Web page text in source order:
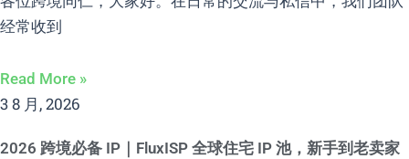
经常收到
Read More »
3 8 月, 2026
2026 跨境必备 IP｜FluxISP 全球住宅 IP 池，新手到老卖家